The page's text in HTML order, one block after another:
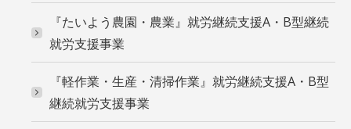
『たいよう農園・農業』就労継続支援A・B型継続
就労支援事業
『軽作業・生産・清掃作業』就労継続支援A・B型
継続就労支援事業